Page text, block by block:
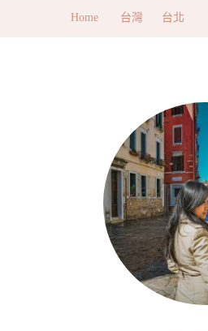
Home 台灣 台北